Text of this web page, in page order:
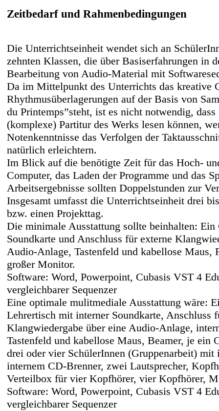
Zeitbedarf und Rahmenbedingungen
Die Unterrichtseinheit wendet sich an
zehnten Klassen, die über Basiserfahrungen in
Bearbeitung von Audio-Material mit
Da im Mittelpunkt des Unterrichts das kreative
Rhythmusüberlagerungen auf der Basis von
du Printemps”steht, ist es nicht notwendig,
(komplexe) Partitur des Werks lesen können,
Notenkenntnisse das Verfolgen der
natürlich erleichtern.
Im Blick auf die benötigte Zeit für das Hoch-
Computer, das Laden der Programme und das
Arbeitsergebnisse sollten Doppelstunden zur
Insgesamt umfasst die Unterrichtseinheit drei
bzw. einen Projekttag.
Die minimale Ausstattung sollte beinhalten:
Soundkarte und Anschluss für externe
Audio-Anlage, Tastenfeld und kabellose Maus,
großer Monitor.
Software: Word, Powerpoint, Cubasis VST 4
vergleichbarer Sequenzer
Eine optimale mulitmediale Ausstattung wäre:
Lehrertisch mit interner Soundkarte, Anschluss
Klangwiedergabe über eine Audio-Anlage,
Tastenfeld und kabellose Maus, Beamer, je ein
drei oder vier SchülerInnen (Gruppenarbeit) mit
internem CD-Brenner, zwei Lautsprecher,
Verteilbox für vier Kopfhörer, vier Kopfhörer,
Software: Word, Powerpoint, Cubasis VST 4
vergleichbarer Sequenzer